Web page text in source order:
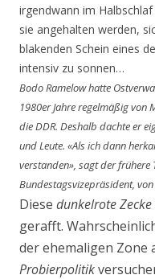
irgendwann im
sie angehalten werden,
blakenden Schein eines
intensiv zu sonnen…
Bodo Ramelow hatte
1980er Jahre regelmäßig von
die DDR. Deshalb dachte er
und Leute. «Als ich dann
verstanden», sagt der
Bundestagsvizepräsident, von
Diese dunkelrote Zecke
gerafft.
der ehemaligen Zone
Probierpolitik